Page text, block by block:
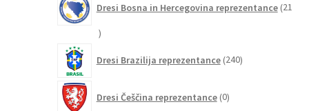
Dresi Bosna in Hercegovina reprezentance 21
21
Dresi Brazilija reprezentance 240izdelkov
Dresi Češčina reprezentance 0izdelkov